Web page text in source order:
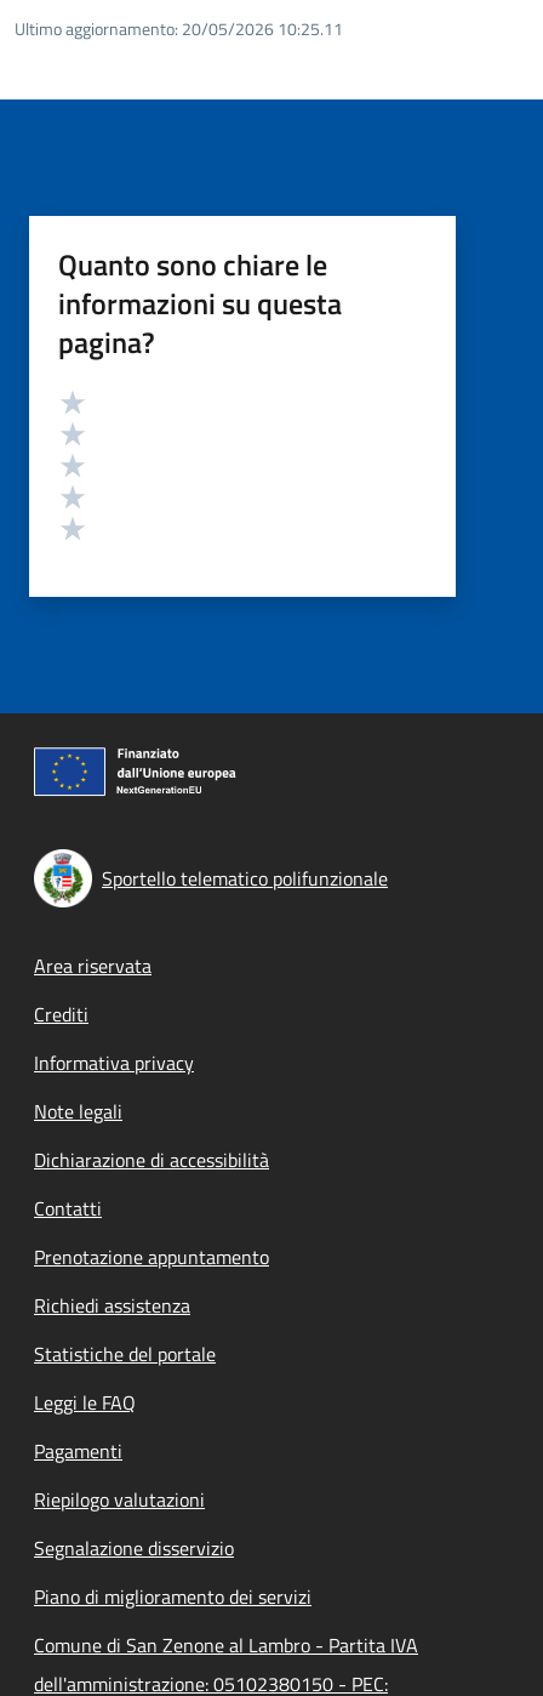
Ultimo aggiornamento: 20/05/2026 10:25.11
Quanto sono chiare le
informazioni su questa
pagina?
Valutazione
Sportello telematico polifunzionale
Footer menu
Area riservata
Crediti
Informativa privacy
Note legali
Dichiarazione di accessibilità
Contatti
Prenotazione appuntamento
Richiedi assistenza
Statistiche del portale
Leggi le FAQ
Pagamenti
Riepilogo valutazioni
Segnalazione disservizio
Piano di miglioramento dei servizi
Comune di San Zenone al Lambro - Partita IVA
dell'amministrazione: 05102380150 - PEC: